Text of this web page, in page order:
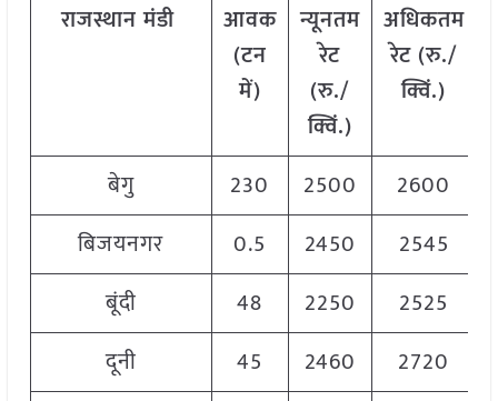
राजस्थानमंडी
आवक
(टन
में)
न्यूनतम
रेट
(रु./
क्विं.)
अधिकतम
रेट (रु./
क्विं.)
बेगु
230 2500 2600
बिजयनगर
0.5 2450 2545
बूंदी
48 2250 2525
दूनी
45 2460 2720